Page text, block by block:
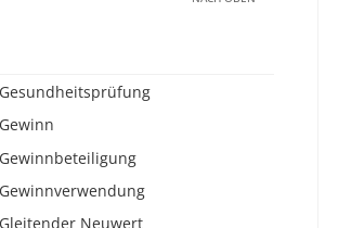
Gesundheitsprüfung
Gewinn
Gewinnbeteiligung
Gewinnverwendung
Gleitender Neuwert